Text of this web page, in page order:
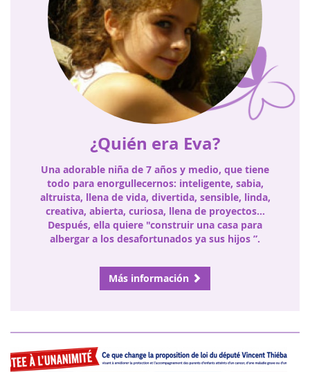
¿Quién era Eva?
Una adorable niña de 7 años y medio, que tiene
todo para enorgullecernos: inteligente, sabia,
altruista, llena de vida, divertida, sensible, linda,
creativa, abierta, curiosa, llena de proyectos…
Después, ella quiere "construir una casa para
albergar a los desafortunados ya sus hijos ”.
Más información